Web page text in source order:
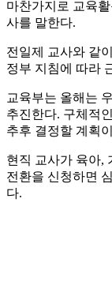
마찬가지로 교육
사를 말한다.
전일제 교사와 같
정부 지침에 따라
교육부는 올해는
추진한다. 구체적
추후 결정할 계획
현직 교사가 육아,
전환을 신청하면
다.